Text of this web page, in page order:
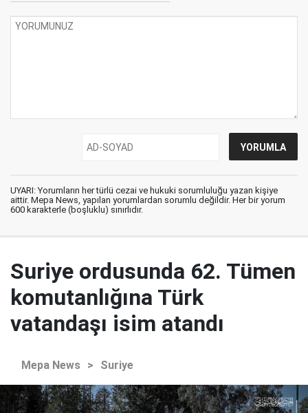
UYARI: Yorumların her türlü cezai ve hukuki sorumluluğu yazan kişiye
aittir. Mepa News, yapılan yorumlardan sorumlu değildir. Her bir yorum
600 karakterle (boşluklu) sınırlıdır.
Suriye ordusunda 62. Tümen
komutanlığına Türk
vatandaşı isim atandı
Mepa News > Suriye